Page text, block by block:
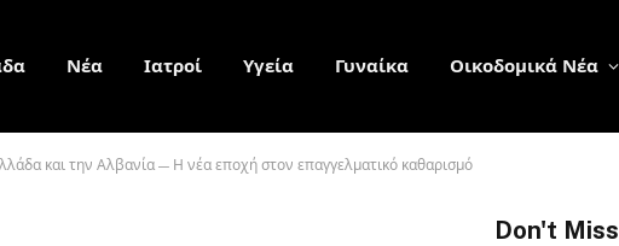
Νέα Ιατροί Υγεία Γυναίκα Οικοδομικά Νέα
και την Αλβανία — Η νέα εποχή στον επαγγελματικό καθαρισμό
Don't Miss